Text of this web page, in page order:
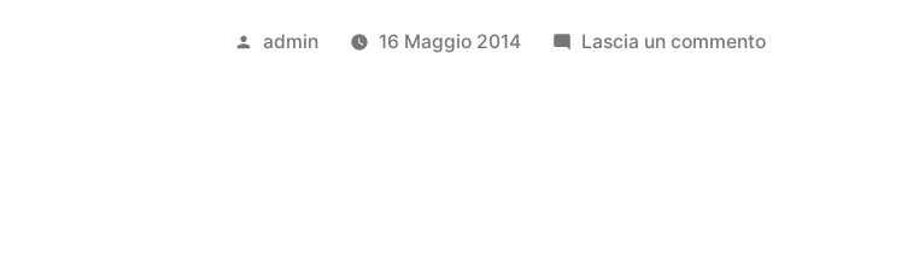
Pubblicato
admin 16 Maggio 2014 Lascia un commentosu